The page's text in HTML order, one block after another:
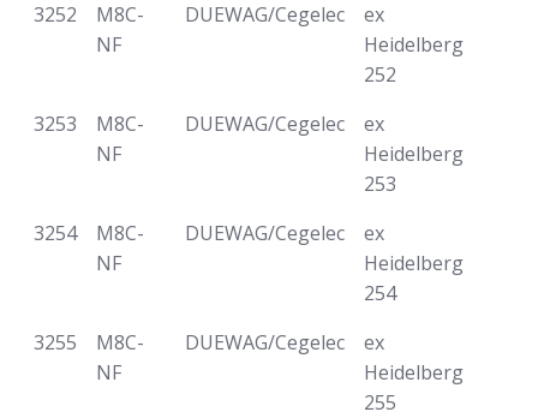
3252
M8C-
NF
DUEWAG/Cegelec
ex
Heidelberg
252
3253
M8C-
NF
DUEWAG/Cegelec
ex
Heidelberg
253
3254
M8C-
NF
DUEWAG/Cegelec
ex
Heidelberg
254
3255
M8C-
NF
DUEWAG/Cegelec
ex
Heidelberg
255